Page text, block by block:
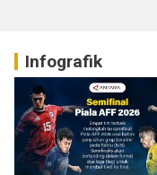
Infografik